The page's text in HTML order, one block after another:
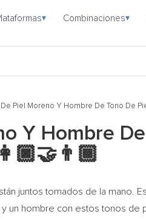
▾ Combinaciones▾
Piel Moreno Y Hombre De Tono De
Y Hombre
👩🏿‍🤝‍👨🏾
juntos tomados de la mano.
un hombre con estos tonos de